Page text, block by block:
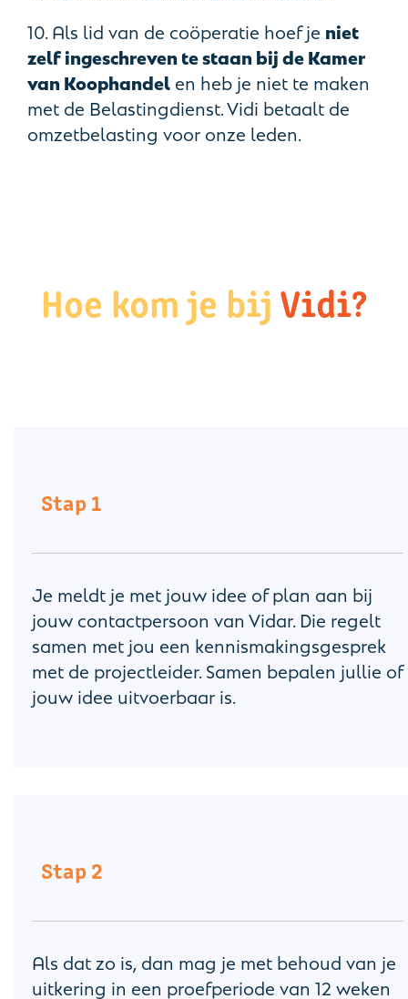
10. Als lid van de coöperatie hoef je niet
zelf ingeschreven te staan bij de Kamer
van Koophandel en heb je niet te maken
met de Belastingdienst. Vidi betaalt de
omzetbelasting voor onze leden.
Hoe kom je bijVidi?
Stap 1
Je meldt je met jouw idee of plan aan bij
jouw contactpersoon van Vidar. Die regelt
samen met jou een kennismakingsgesprek
met de projectleider. Samen bepalen jullie of
jouw idee uitvoerbaar is.
Stap 2
Als dat zo is, dan mag je met behoud van je
uitkering in een proefperiode van 12 weken